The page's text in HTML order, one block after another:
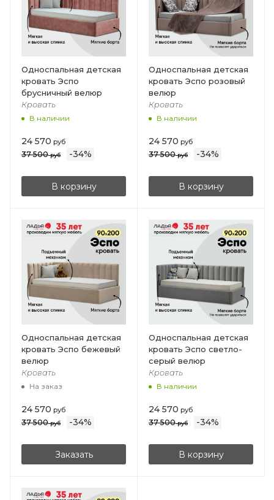
Односпальная детская
кровать Эспо
брусничный велюр
Кровать
В наличии
24 570 руб
37 500руб -34%
В корзину
Односпальная детская
кровать Эспо розовый
велюр
Кровать
В наличии
24 570 руб
37 500руб -34%
В корзину
Односпальная детская
кровать Эспо бежевый
велюр
Кровать
На заказ
24 570 руб
37 500руб -34%
Заказать
Односпальная детская
кровать Эспо светло-
серый велюр
Кровать
В наличии
24 570 руб
37 500руб -34%
В корзину